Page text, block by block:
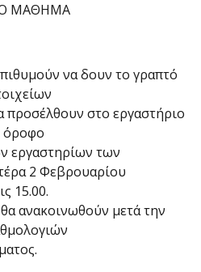
ΜΑΘΗΜΑ
να δουν το γραπτό
στο εργαστήριο
όροφο
εργαστηρίων των
2 Φεβρουαρίου
15.00.
ανακοινωθούν μετά την